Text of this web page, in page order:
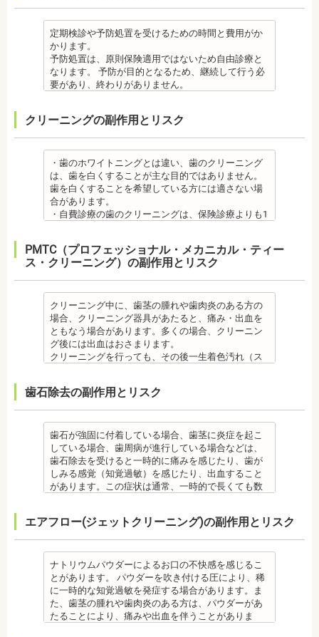
・矯正終了後に矯正箇所が元に戻る場合もありま
す。その程度に個人差があります。
・矯正終了して数か月から数年経過すると噛み合わ
せが悪くなる可能性があります。噛み合わせが悪く
なると、咀嚼障害の場合は、噛み合わせの治療を行
います、頭痛、肩こりを招く事があります。また、
開かない、食事を噛むときに痛みが出る顎関節症を
発症する場合があります。
他にも自律神経失調症になることもあります。噛み
その他
・個人差がありますが子供にとって大きなストレス
になる場合があります。装置装着後もしっかりと状
況を聞いて話し合ってください。
・矯正中、頭痛、首や肩のこり、強い倦怠感、吐き
の場合は、鎮痛剤、吐き気止め等、歯科医師の指示
のもと服用してください。
・治療の経過と治療後の見た目に個人差が大きくあ
らわれる治療です。また、歯科医師との見解の相違
も起こりえます。歯科医師とよくご相談ください。
・矯正力が強すぎると、歯の根が短くなる「歯根吸
収」が起こるリスクが高くなります。
・歯や骨の状態、歯の動きを妨げる癖があった場
合、虫歯や歯周病の発生など、治療計画よりも治療
期間が長くなる場合があります。
あります。特に切歯（せっし：上下前歯各4本）、歯
の凸凹が大きい患者様の場合、発症する事がありま
す。
・顎の成長に合わせて歯並びを治していくため、一
時的に歯並びが悪い状態になることもあります。
・大人になってから再度矯正が必要になることがあ
ります。
・定期的な通院などにご協力いただけない場合、治
療の結果に差が出る場合があります。
・固いものが一時的に噛めなくなることがありま
す。また、ガムや餅など、装置に引っかかるものが
食べられなくなることもあります。
・装置が壊れることがあります。その際は歯科医師
に相談してください。
・個人差がありますが、矯正装置にかなりのストレ
スを受ける患者さんもいます。
・矯正中は、器具を装着するため、食べかすが詰ま
・矯正中、虫歯が悪化する場合があります。治療終
了後に虫歯の治療をする場合と器具を一度外して虫
歯の治療を行う場合があります。
・矯正治療中、矯正装置の周りなど、ブラッシング
（歯磨き）しにくい部分ができるため、虫歯や歯周
炎のリスクが高くなります。間食を控え、矯正治療
、毎日丁寧なブラッシング、歯を清潔にしてリスク
ッ素塗布など、歯科医院でのケアも役立ちます。
・矯正中は、基本的に虫歯や歯周病の治療が行えな
いため、矯正前にこれらの治療を終わらせる必要が
あります。矯正専門の歯科の場合は、一般の歯科で
虫歯、歯周病の治療を行う必要もあります。
治療終了後
す。
・矯正終了して数か月から数年経過するとかみ合わ
せが悪くなる可能性があります。かみ合わせが悪く
なると、咀嚼障害、頭痛、肩こりを招く事がありま
また、かみ合わせのバランスが崩れることで、口が
大きく開かない、食事を噛むときに痛みが出る顎関
節症を発症する場合があります。他にも自律神経失
調症になることもあります。かみ合わせが原因の場
合は、かみ合わせの治療を行います。 その他
気、不眠など不定愁訴が起こる場合がありますの
で、鎮痛剤、吐き気止め等、歯科医師の指示のもと
服用する場合があります。
・治療中と治療後の見た目に個人差が大きくあらわ
れる治療です。また、歯科医師との見解の相違も起
こりえます。歯科医師とよくご相談ください。
・矯正力が強すぎると、歯の根が短くなる「歯根吸
収」が起こるリスクが高くなります。
・歯や骨の状態、歯の動きを妨げる癖があった場
期間が長くなる場合があります。
・矯正治療では、歯肉が下がる場合（歯肉退縮）が
あります。特に切歯（せっし：上下前歯各4本）、歯
の凸凹が大きい患者様の場合、発症する事がありま
す。
・個人差により治療期間が数年かかることがありま
す。
・固いものが一時的に噛めなくなります。また、ガ
ムや餅など、装置に引っかかるものが食べられなく
ため、心臓や血圧に問題がある方が使用すると、動
悸、血圧上昇を起こす場合があります。また、頬を
噛んでもわからなかったり、熱いものを飲んでもわ
からないため、口腔内を傷つけるリスクがありま
す。さらに、麻酔によって悪心、嘔吐、アレルギー
反応が起こることもあります。
・矯正中、虫歯が悪化する場合があります。治療終
・矯正治療中、矯正装置の周りなど、ブラッシング
（歯磨き）しにくい部分ができるため、虫歯や歯周
炎のリスクが高くなります。間食を控え、矯正治療
中に合ったブラッシング指導を歯科医師より受けて
、毎日丁寧なブラッシング、歯を清潔にしてリスク
を抑えましょう。
ッ素塗布など、歯科医院でのケアも予防に役立ちま
す。
矯正専門の歯科の場合は、一般の歯科で虫歯、歯周
病の治療を行う必要もあります。
治療終了後
・矯正終了後に噛み合わせが悪くなる可能性があり
ます。
噛み合わせが悪くなると、咀嚼障害、頭痛、肩こり
が崩れることで、口が大きく開かない、食事を噛む
ときに痛みが出る顎関節症を発症する場合がありま
す。他にも自律神経失調症になることもあります。
います。
・矯正終了後に矯正箇所が元に戻る場合もありま
す。
その他
・治したい部分の一部の歯並びにのみ対応できま
を進めることができない場合もあります。
・矯正中、頭痛、首や肩のこり、強い倦怠感、吐き
気、不眠など不定愁訴が起こる場合がありますの
で、鎮痛剤、吐き気止め等、歯科医師の指示のもと
服用する場合があります。
・治療中と治療後の見た目に個人差が大きくあらわ
れる治療です。また、歯科医師との見解の相違も起
こりえます。歯科医師とよくご相談ください。
・矯正力が強すぎると、歯の根が短くなる「歯根吸
病の方、口腔内の衛生状態の悪い方や、あごの骨が
足りない方、喫煙者の方は、事前に生活習慣の改
善、治療が必要となる場合があります。
・インプラント術後すぐには違和感があったり、痛
み、腫れ、出血などが発生する場合がありますが、
これらの症状の多くについては一時的なもので、多
くの場合2～3日で治まります。
に穴をあけて人工の歯根を埋め込み、その上に人工
た、インプラントを埋め込む骨の厚みを増やす手術
を行う場合、さらに期間を要することになります。
・インプラント治療を受けると定期検診、メインテ
ナンスをし続けなければいけません。人工物である
インプラントが虫歯になることはありませんが、日
ごろから丁寧なメインテナンスが必要となります。
囲炎という病気にかかる可能性があります。インプ
ラントの機能をより長く維持するために、定期検診
異なり保険適用外となります。
・インプラント治療は、お子様、妊婦の方は受けら
れません。骨の成長途中になるお子様は、インプラ
ント治療はできません。痛み止め、抗生物質等を治
療に使用するため妊娠中、妊娠の可能性のある方、
授乳中の方は、インプラント治療はお控えくださ
・心臓の疾患、骨粗鬆症等、内科的にインプラント
ます。治療相談時に申告してください。
・歯がない箇所のリカバリー治療ですが、その欠損
箇所のみの治療ではなく、全体のかみ合わせを提案
してくれる方針を選択するとよいでしょう。
・手術ではありますが、麻酔を行うため、手術中に
痛みを感じることは基本的にありません。
先生
【プロフィール】
日本大学歯学部卒業
歯学博士（口腔外科学）
日本大学歯学部非常勤講師
社会福祉法人富士白苑理事
を覆っているポーセレンというセラミックが割れて
しまうことのほうが多くあります。
原因のひとつとしては、ポーセレンというセラミッ
クとジルコニアの密着度が、セラミック同士との場
合や金属とセラミックとの場合に比べて、若干弱い
場合があるからです。他にも、激しい歯ぎしりをす
る人の場合、どうしてもセラミックの部分はジルコ
メタルセラミック
歯茎の境が黒く変色してしまうケースがあります。
オールセラミック
・オールセラミック治療は、本数が多いと費用が高
額となる場合が多くあります。また、陶器であり強
度は低いため、奥歯には不向きです。前歯でも欠け
てしまうこともあるため、歯ぎしりのクセがある方
はマウスピースで保護する場合もあります。
はなく、デメリットもあるため、検討される方は、
歯科医師と十分に相談しましょう。
【プロフィール】
日本大学歯学部卒業
日本大学歯学部口腔外科第２講座大学院卒業
歯学博士（口腔外科学）
日本大学歯学部非常勤講師
社会福祉法人富士白苑理事
定期検診や予防処置を受けるための時間と費用がか
かります。
予防処置は、原則保険適用ではないため自由診療と
なります。 予防が目的となるため、継続して行う必
要があり、終わりがありません。
日本歯科大学新潟生命歯学部卒業
新潟大学医歯学総合病院にて研修
都内歯科医院にて勤務
クリーニングの副作用とリスク
・歯のホワイトニングとは違い、歯のクリーニング
は、歯を白くすることが主な目的ではありません。
歯を白くすることを希望している方には適さない場
合があります。
・自費診療の歯のクリーニングは、保険診療よりも1
・歯のクリーニングは、歯科医院によって「クリー
ニング」と書いているところと「PMTC」と書いてい
るところがあります。PMTCは専用の機器が用いられ
るのに対し、クリーニングは歯科医院によっては歯
石を落とすスケーリングの場合や、PMTCの場合もあ
るので、事前に内容を確認されるとよいでしょう。
監修医情報 医療法人社団日坂会 理事長 日坂充
宏先生
【プロフィール】
歯学博士（口腔外科学）
事
PMTC（プロフェッショナル・メカニカル・ティー
ス・クリーニング）の副作用とリスク
クリーニング中に、歯茎の腫れや歯肉炎のある方の
場合、クリーニング器具があたると、痛み・出血を
ともなう場合があります。多くの場合、クリーニン
グ後には出血はおさまります。
クリーニングを行っても、その後一生着色汚れ（ス
す。また、歯科のクリーニングだけでは、虫歯や歯
周病の予防にはなりません。
毎日のブラッシングなどは継続して行う必要があり
ます。
備考
自宅で、歯磨きをしていても、落とすことの出来な
い汚れや、歯石の元となる歯垢・バイオフィルムを
歯科で専門の機器・技術によって除去する技術で
防に効果的です。
【プロフィール】
日本歯科大学新潟生命歯学部卒業
新潟大学医歯学総合病院にて研修
都内歯科医院にて勤務
歯石除去の副作用とリスク
歯石が強固に付着している場合、歯茎に炎症を起こ
している場合、歯周病が進行している場合などは、
歯石除去を受けると一時的に痛みを感じたり、歯が
しみる感覚（知覚過敏）を感じたり、出血すること
があります。この症状は通常、一時的で長くても数
鳴り響きます。機器は歯石が多い人、広範囲に歯石
が付いている人に使われるのですが、高音が苦手な
人は音を我慢する必要があります。
備考
歯石とは、歯垢が石のように固くなって歯と歯の間
や歯の表面、歯茎と歯の隙間などにこびりついたも
のです。唾液腺開口部の近くにある歯に特に着きや
すく、具体的には「下の前歯の裏側」や「上の奥歯
エアフロー(ジェットクリーニング)の副作用とリスク
ナトリウムパウダーによるお口の不快感を感じるこ
とがあります。 パウダーを吹き付ける圧により、稀
に一時的な知覚過敏を発症する場合があります。ま
た、歯茎の腫れや歯肉炎のある方は、パウダーがあ
たることにより、痛みや出血を伴うことがありま